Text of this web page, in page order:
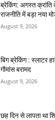
ब्रेकिंग: अगस्त क्रांति
राजनीति में बड़ा नया
August 9, 2026
बिग ब्रेकिंग : स्लाटर
गौमांस बरामद
August 9, 2026
छह दिन से लापता था